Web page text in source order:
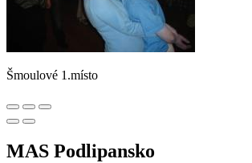
Šmoulové 1.místo
MAS Podlipansko